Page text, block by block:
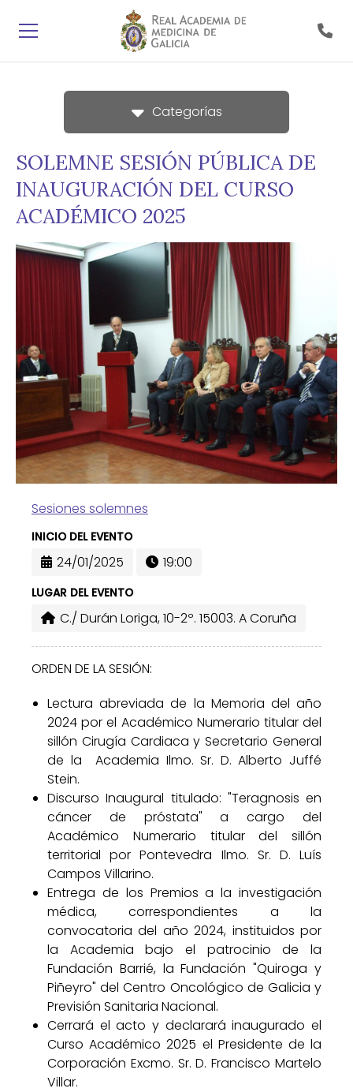
Categorías
SOLEMNE SESIÓN PÚBLICA DE
INAUGURACIÓN DEL CURSO
ACADÉMICO 2025
Sesiones solemnes
INICIO DEL EVENTO
24/01/2025 19:00
LUGAR DEL EVENTO
C./ Durán Loriga, 10-2º. 15003. A Coruña
ORDEN DE LA SESIÓN:
Lectura abreviada de la Memoria del año
2024 por el Académico Numerario titular del
sillón Cirugía Cardiaca y Secretario General
de la Academia Ilmo. Sr. D. Alberto Juffé
Stein.
Discurso Inaugural titulado: "Teragnosis en
cáncer de próstata" a cargo del
Académico Numerario titular del sillón
territorial por Pontevedra Ilmo. Sr. D. Luís
Campos Villarino.
Entrega de los Premios a la investigación
médica, correspondientes a la
convocatoria del año 2024, instituidos por
la Academia bajo el patrocinio de la
Fundación Barrié, la Fundación "Quiroga y
Piñeyro" del Centro Oncológico de Galicia y
Previsión Sanitaria Nacional.
Cerrará el acto y declarará inaugurado el
Curso Académico 2025 el Presidente de la
Corporación Excmo. Sr. D. Francisco Martelo
Villar.